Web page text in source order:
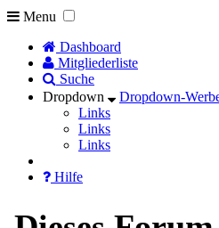
Menu
Dashboard
Mitgliederliste
Suche
Dropdown
Dropdown-
Links
Links
Links
Hilfe